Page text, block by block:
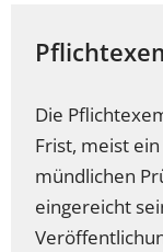
Die
Frist, meist
mündlichen
eingereicht